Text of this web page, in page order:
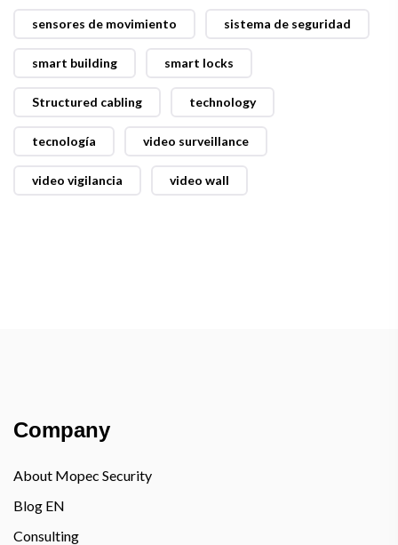
sensores de movimiento sistema de seguridad
smart building smart locks
Structured cabling technology
tecnología video surveillance
video vigilancia video wall
Company
About Mopec Security
Blog EN
Consulting